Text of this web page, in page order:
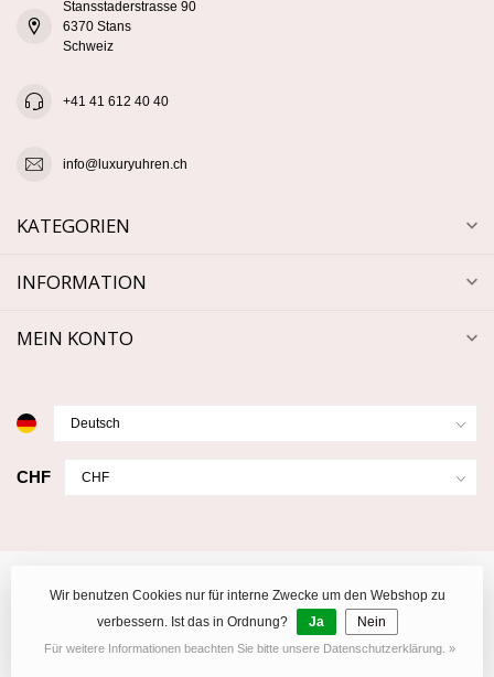
Stansstaderstrasse 90
6370 Stans
Schweiz
+41 41 612 40 40
info@luxuryuhren.ch
KATEGORIEN
INFORMATION
MEIN KONTO
CHF
© Copyright 2026 Luxuryuhren.ch
Wir benutzen Cookies nur für interne Zwecke um den Webshop zu
verbessern. Ist das in Ordnung?
Ja Nein
Für weitere Informationen beachten Sie bitte unsere Datenschutzerklärung. »